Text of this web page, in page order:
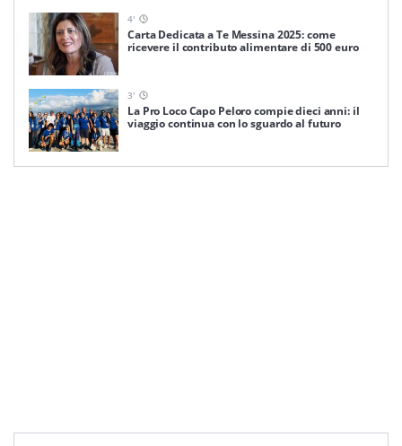
4'
Carta Dedicata a Te Messina 2025: come
ricevere il contributo alimentare di 500 euro
3'
La Pro Loco Capo Peloro compie dieci anni: il
viaggio continua con lo sguardo al futuro